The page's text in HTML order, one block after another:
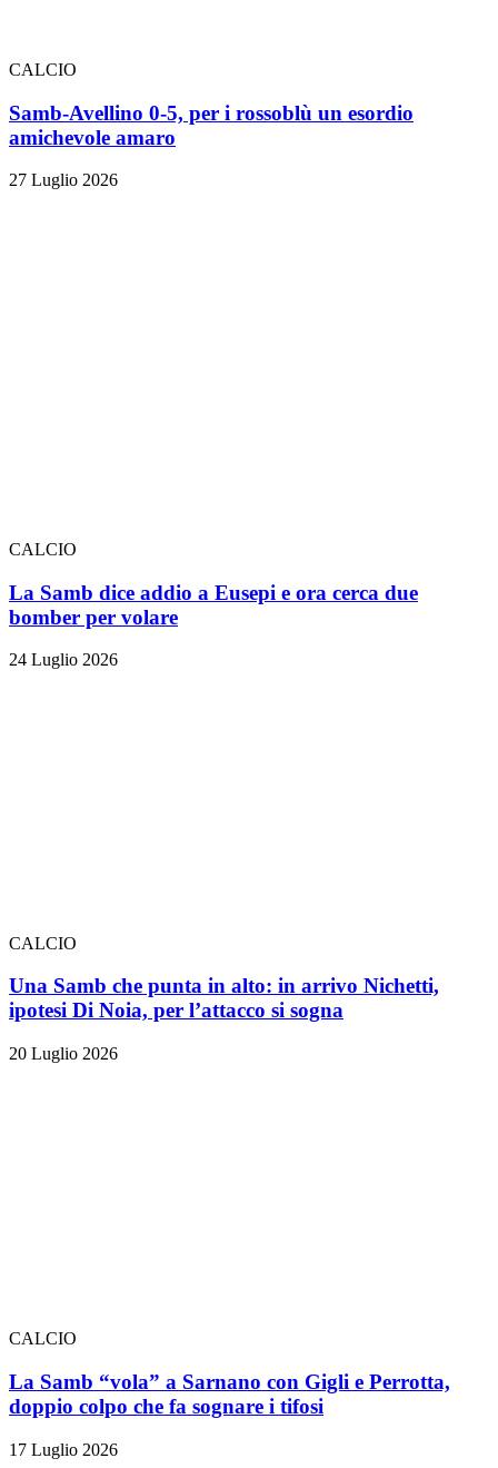
CALCIO
Samb-Avellino 0-5, per i rossoblù un esordio
amichevole amaro
27 Luglio 2026
CALCIO
La Samb dice addio a Eusepi e ora cerca due
bomber per volare
24 Luglio 2026
CALCIO
Una Samb che punta in alto: in arrivo Nichetti,
ipotesi Di Noia, per l’attacco si sogna
20 Luglio 2026
CALCIO
La Samb “vola” a Sarnano con Gigli e Perrotta,
doppio colpo che fa sognare i tifosi
17 Luglio 2026